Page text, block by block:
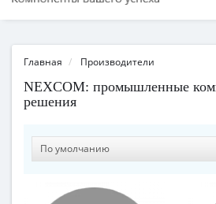
Главная Производители
NEXCOM: промышленные
решения